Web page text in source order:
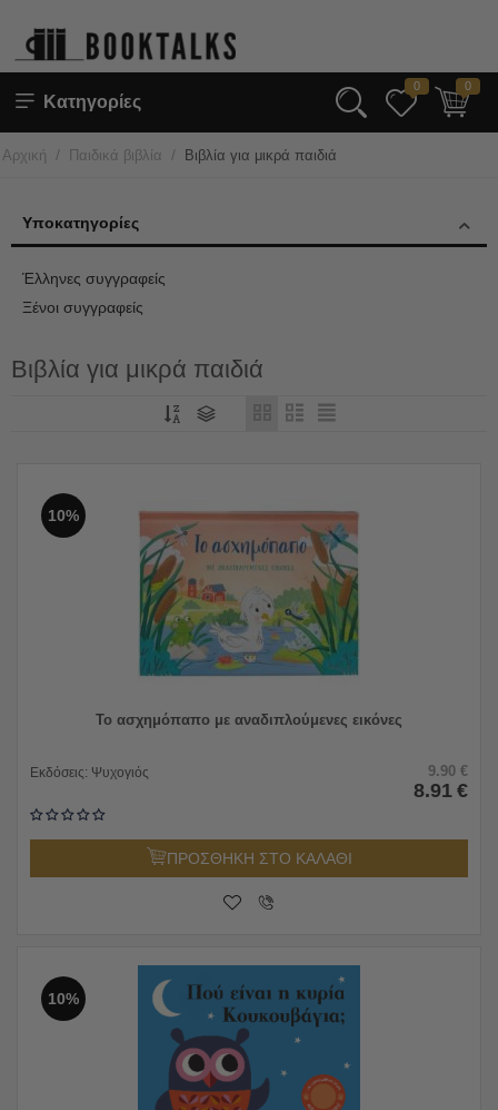
Κατηγορίες
0 0
Αρχική / Παιδικά βιβλία / Βιβλία για μικρά παιδιά
Υποκατηγορίες
Έλληνες συγγραφείς
Ξένοι συγγραφείς
Βιβλία για μικρά παιδιά
10%
Το ασχημόπαπο με αναδιπλούμενες εικόνες
Εκδόσεις: Ψυχογιός 9.90 €
8.91 €
ΠΡΟΣΘΗΚΗ ΣΤΟ ΚΑΛΑΘΙ
10%